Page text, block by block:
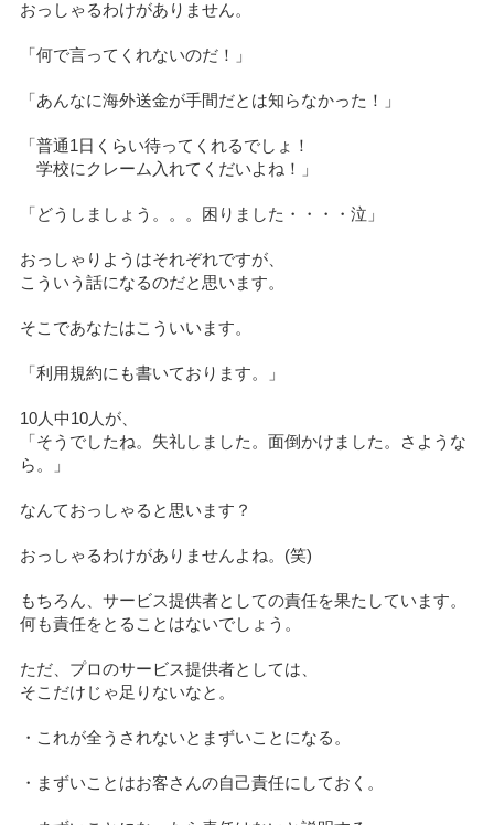
おっしゃるわけがありません。
「何で言ってくれないのだ！」
「あんなに海外送金が手間だとは知らなかった！」
「普通1日くらい待ってくれるでしょ！
学校にクレーム入れてくだいよね！」
「どうしましょう。。。困りました・・・・泣」
おっしゃりようはそれぞれですが、
こういう話になるのだと思います。
そこであなたはこういいます。
「利用規約にも書いております。」
10人中10人が、
「そうでしたね。失礼しました。面倒かけました。さような
ら。」
なんておっしゃると思います？
おっしゃるわけがありませんよね。(笑)
もちろん、サービス提供者としての責任を果たしています。
何も責任をとることはないでしょう。
ただ、プロのサービス提供者としては、
そこだけじゃ足りないなと。
・これが全うされないとまずいことになる。
・まずいことはお客さんの自己責任にしておく。